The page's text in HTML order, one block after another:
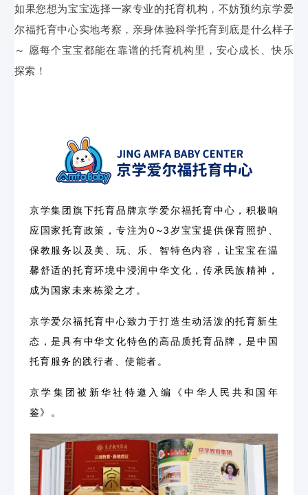
如果您想为宝宝选择一家专业的托育机构，不妨预约京学爱
尔福托育中心实地考察，亲身体验科学托育到底是什么样子
～ 愿每个宝宝都能在靠谱的托育机构里，安心成长、快乐
探索！
京学集团旗下托育品牌京学爱尔福托育中心，积极响
应国家托育政策，专注为0~3岁宝宝提供保育照护、
保教服务以及美、玩、乐、智特色内容，让宝宝在温
馨舒适的托育环境中浸润中华文化，传承民族精神，
成为国家未来栋梁之才。
京学爱尔福托育中心致力于打造生动活泼的托育新生
态，是具有中华文化特色的高品质托育品牌，是中国
托育服务的践行者、使能者。
京学集团被新华社特邀入编《中华人民共和国年
鉴》。